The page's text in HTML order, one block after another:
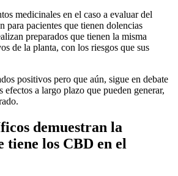
medicinales en el caso a evaluar del
pacientes que tienen dolencias
preparados que tienen la misma
de la planta, con los riesgos que sus
positivos pero que aún, sigue en debate
efectos a largo plazo que pueden generar,
demuestran la
tiene los CBD en el